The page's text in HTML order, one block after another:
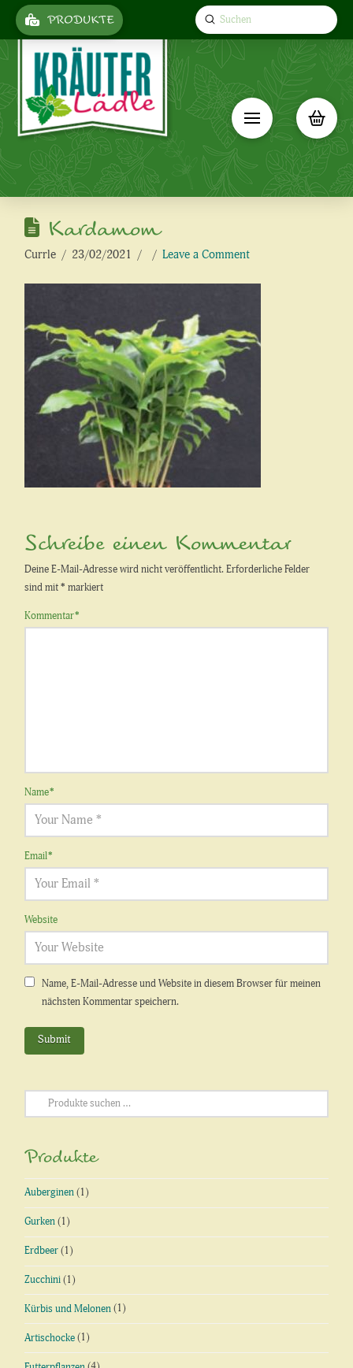
PRODUKTE Search
Submit
Kardamom
Currle 23/02/2021 Leave a Comment
Schreibe einen Kommentar
Deine E-Mail-Adresse wird nicht veröffentlicht. Erforderliche Felder
sind mit* markiert
Kommentar*
Name*
Email*
Website
Name, E-Mail-Adresse und Website in diesem Browser für meinen
nächsten Kommentar speichern.
Suchen
nach:
Produkte
Auberginen (1)
Gurken (1)
Erdbeer (1)
Zucchini (1)
Kürbis und Melonen (1)
Artischocke (1)